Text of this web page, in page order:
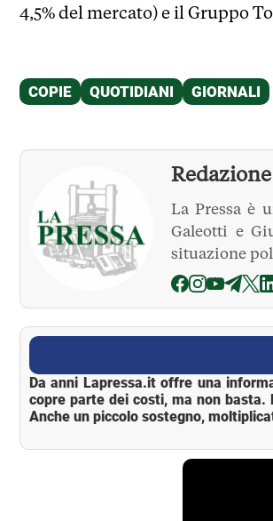
4,5% del mercato) e il Gruppo
Redazione
La Pressa è
Galeotti e
situazione
La Pressa
Da anni Lapressa.it offre una
copre parte dei costi, ma non
Anche un piccolo sostegno,